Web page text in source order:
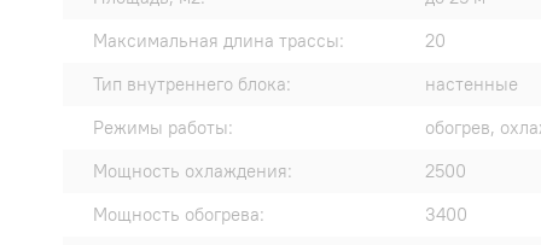
Максимальная длина трассы:
20
Тип внутреннего блока:
настенные
Режимы работы:
обогрев,
Мощность охлаждения:
2500
Мощность обогрева:
3400